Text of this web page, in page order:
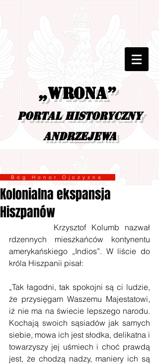
„Wrona”
portal historyczny
Andrzejewa
Honor Ojczyzna
Kolonialna ekspansja
Hiszpanów
rdzennych mieszkańców kontynentu
amerykańskiego „Indios”. W liście do
króla Hiszpanii pisał:
„Tak łagodni, tak spokojni są ci ludzie,
że przysięgam Waszemu Majestatowi,
iż nie ma na świecie lepszego narodu.
Kochają swoich sąsiadów jak samych
siebie, mowa ich jest słodka, delikatna i
towarzyszy jej uśmiech i choć prawdą
jest, że chodzą nadzy, maniery ich są